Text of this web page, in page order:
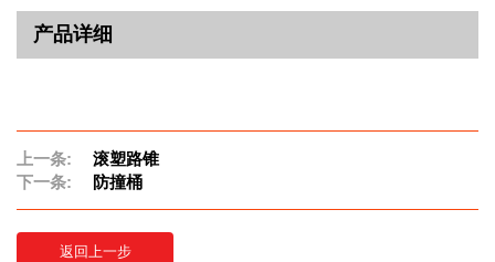
产品详细
上一条:
滚塑路锥
下一条:
防撞桶
返回上一步